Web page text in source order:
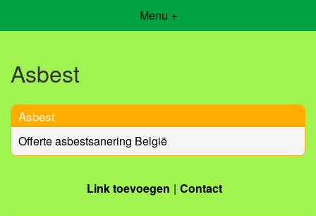
Menu +
Asbest
Asbest
Offerte asbestsanering België
Link toevoegen Contact